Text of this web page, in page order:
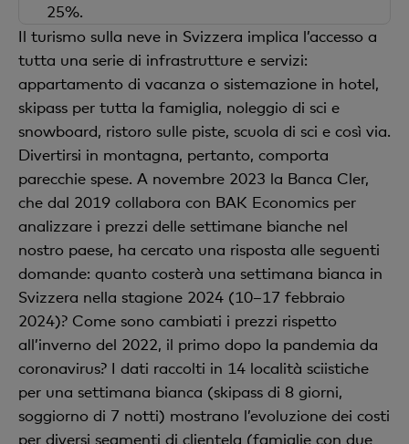
25%.
Il turismo sulla neve in Svizzera implica l’accesso a
tutta una serie di infrastrutture e servizi:
appartamento di vacanza o sistemazione in hotel,
skipass per tutta la famiglia, noleggio di sci e
snowboard, ristoro sulle piste, scuola di sci e così via.
Divertirsi in montagna, pertanto, comporta
parecchie spese. A novembre 2023 la Banca Cler,
che dal 2019 collabora con BAK Economics per
analizzare i prezzi delle settimane bianche nel
nostro paese, ha cercato una risposta alle seguenti
domande: quanto costerà una settimana bianca in
Svizzera nella stagione 2024 (10–17 febbraio
2024)? Come sono cambiati i prezzi rispetto
all’inverno del 2022, il primo dopo la pandemia da
coronavirus? I dati raccolti in 14 località sciistiche
per una settimana bianca (skipass di 8 giorni,
soggiorno di 7 notti) mostrano l’evoluzione dei costi
per diversi segmenti di clientela (famiglie con due